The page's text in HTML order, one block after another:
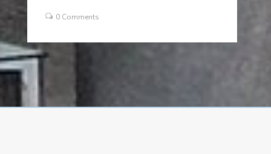
0 Comments